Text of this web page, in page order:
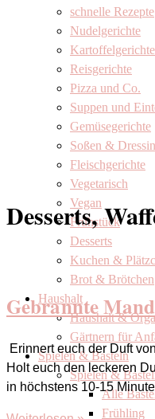
schnelle Rezepte
Nudelgerichte
Kartoffelgerichte
Reisgerichte
Pizza und Co.
Suppen und
Gemüsegerichte
Soßen &
Fleischgerichte
Vegetarisch
Vegan
Frühstück
Desserts
Kuchen &
Brot & Brötchen
Haushalt
Haushalt &
Gärtnern für
Spielen & Basteln
Spielen &
Alle
Frühling
Desserts,
Gebrannte
Erinnert euch der Duft
Holt euch den leckeren
in höchstens 10-15